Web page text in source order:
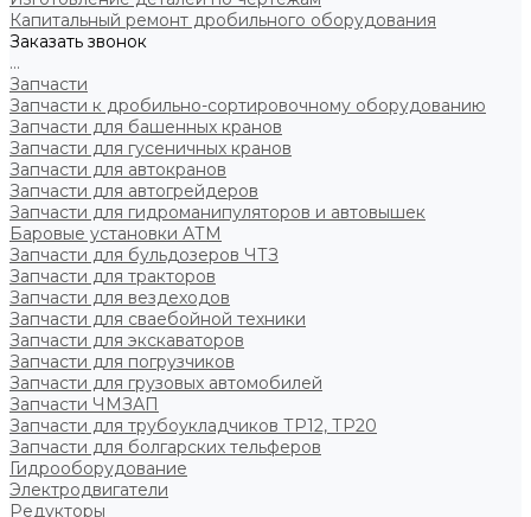
Капитальный ремонт дробильного оборудования
Заказать звонок
...
Запчасти
Запчасти к дробильно-сортировочному оборудованию
Запчасти для башенных кранов
Запчасти для гусеничных кранов
Запчасти для автокранов
Запчасти для автогрейдеров
Запчасти для гидроманипуляторов и автовышек
Баровые установки АТМ
Запчасти для бульдозеров ЧТЗ
Запчасти для тракторов
Запчасти для вездеходов
Запчасти для сваебойной техники
Запчасти для экскаваторов
Запчасти для погрузчиков
Запчасти для грузовых автомобилей
Запчасти ЧМЗАП
Запчасти для трубоукладчиков ТР12, ТР20
Запчасти для болгарских тельферов
Гидрооборудование
Электродвигатели
Редукторы